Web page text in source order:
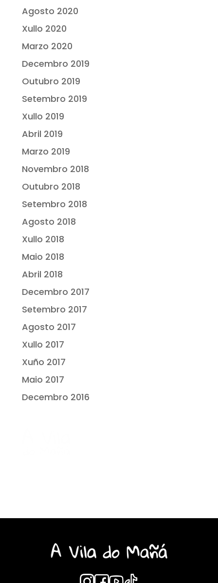
Agosto 2020
Xullo 2020
Marzo 2020
Decembro 2019
Outubro 2019
Setembro 2019
Xullo 2019
Abril 2019
Marzo 2019
Novembro 2018
Outubro 2018
Setembro 2018
Agosto 2018
Xullo 2018
Maio 2018
Abril 2018
Decembro 2017
Setembro 2017
Agosto 2017
Xullo 2017
Xuño 2017
Maio 2017
Decembro 2016